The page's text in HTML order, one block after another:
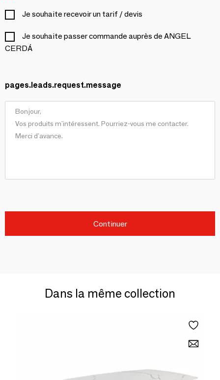
Je souhaite recevoir un tarif / devis
Je souhaite passer commande auprès de ANGEL
CERDÁ
pages.leads.request.message
Continuer
Dans la même collection